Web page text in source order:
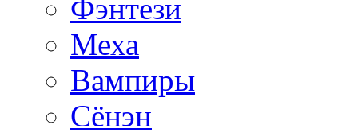
Фэнтези
Меха
Вампиры
Сёнэн